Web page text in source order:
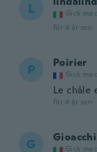
L Gick
för 4 år sen
P Poirier
Gick
Le châle
för 4 år sen
G Gick